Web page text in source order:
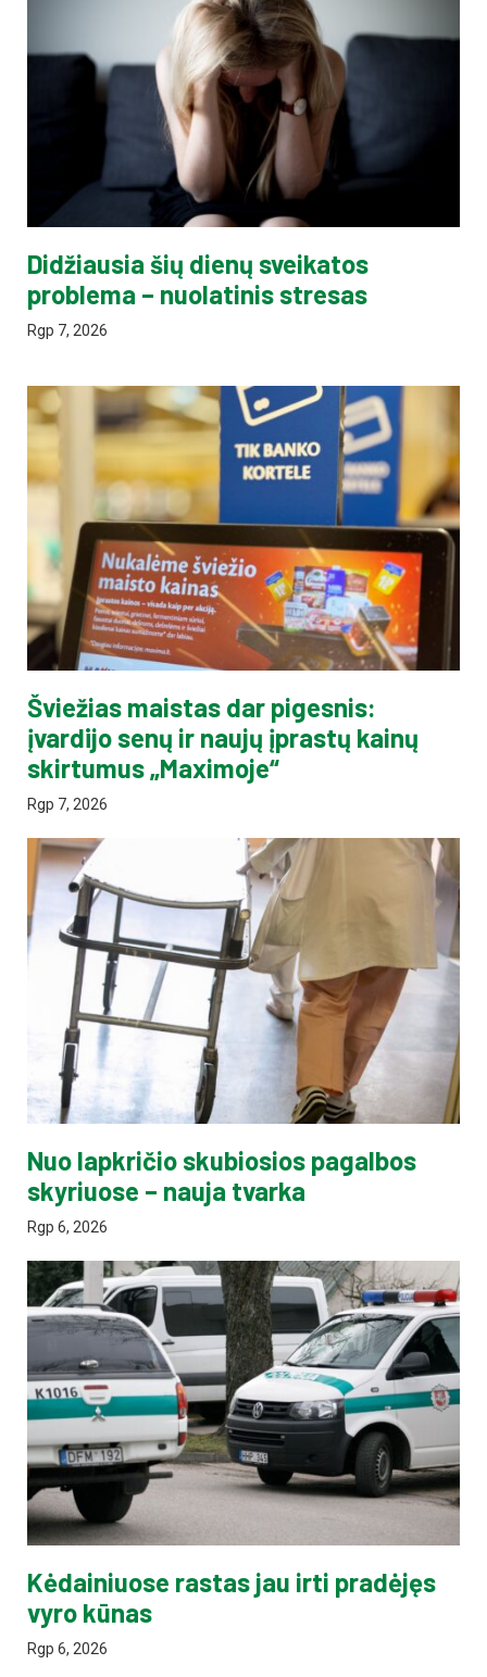
Didžiausia šių dienų sveikatos
problema – nuolatinis stresas
Rgp 7, 2026
Šviežias maistas dar pigesnis:
įvardijo senų ir naujų įprastų kainų
skirtumus „Maximoje“
Rgp 7, 2026
Nuo lapkričio skubiosios pagalbos
skyriuose – nauja tvarka
Rgp 6, 2026
Kėdainiuose rastas jau irti pradėjęs
vyro kūnas
Rgp 6, 2026